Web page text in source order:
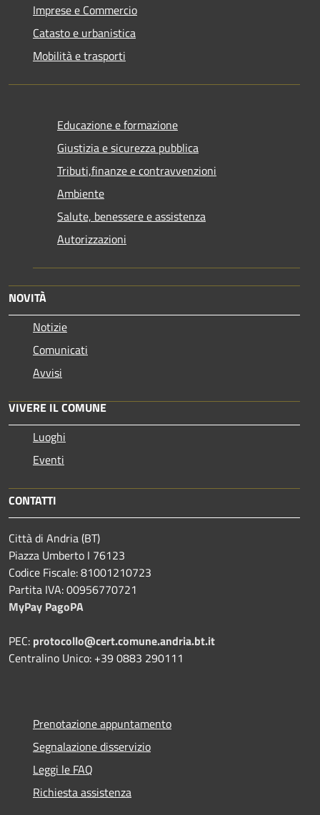
Imprese e Commercio
Catasto e urbanistica
Mobilità e trasporti
Educazione e formazione
Giustizia e sicurezza pubblica
Tributi,finanze e contravvenzioni
Ambiente
Salute, benessere e assistenza
Autorizzazioni
NOVITÀ
Notizie
Comunicati
Avvisi
VIVERE IL COMUNE
Luoghi
Eventi
CONTATTI
Città di Andria (BT)
Piazza Umberto I 76123
Codice Fiscale: 81001210723
Partita IVA: 00956770721
MyPay PagoPA
PEC: protocollo@cert.comune.andria.bt.it
Centralino Unico: +39 0883 290111
Prenotazione appuntamento
Segnalazione disservizio
Leggi le FAQ
Richiesta assistenza